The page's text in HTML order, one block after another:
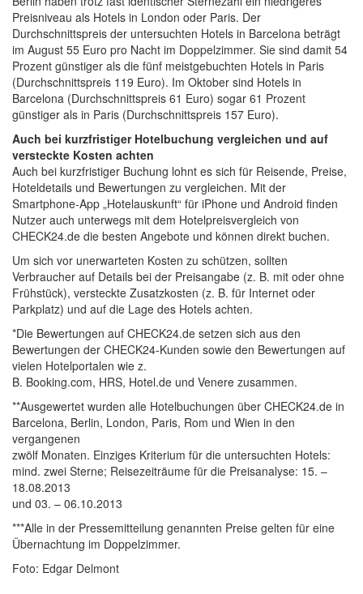
Preisniveau als Hotels in London oder Paris. Der
Durchschnittspreis der untersuchten Hotels in Barcelona beträgt
im August 55 Euro pro Nacht im Doppelzimmer. Sie sind damit 54
Prozent günstiger als die fünf meistgebuchten Hotels in Paris
(Durchschnittspreis 119 Euro). Im Oktober sind Hotels in
Barcelona (Durchschnittspreis 61 Euro) sogar 61 Prozent
günstiger als in Paris (Durchschnittspreis 157 Euro).
Auch bei kurzfristiger Hotelbuchung vergleichen und auf
versteckte Kosten achten
Auch bei kurzfristiger Buchung lohnt es sich für Reisende, Preise,
Hoteldetails und Bewertungen zu vergleichen. Mit der
Smartphone-App „Hotelauskunft“ für iPhone und Android finden
Nutzer auch unterwegs mit dem Hotelpreisvergleich von
CHECK24.de die besten Angebote und können direkt buchen.
Um sich vor unerwarteten Kosten zu schützen, sollten
Verbraucher auf Details bei der Preisangabe (z. B. mit oder ohne
Frühstück), versteckte Zusatzkosten (z. B. für Internet oder
Parkplatz) und auf die Lage des Hotels achten.
*Die Bewertungen auf CHECK24.de setzen sich aus den
Bewertungen der CHECK24-Kunden sowie den Bewertungen auf
vielen Hotelportalen wie z.
B. Booking.com, HRS, Hotel.de und Venere zusammen.
**Ausgewertet wurden alle Hotelbuchungen über CHECK24.de in
Barcelona, Berlin, London, Paris, Rom und Wien in den
vergangenen
zwölf Monaten. Einziges Kriterium für die untersuchten Hotels:
mind. zwei Sterne; Reisezeiträume für die Preisanalyse: 15. –
18.08.2013
und 03. – 06.10.2013
***Alle in der Pressemitteilung genannten Preise gelten für eine
Übernachtung im Doppelzimmer.
Foto: Edgar Delmont